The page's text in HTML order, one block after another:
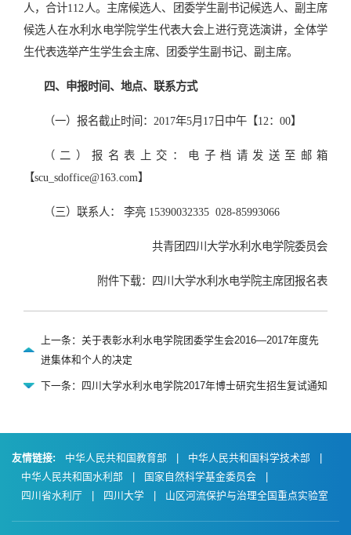
人，合计112 人。主席候选人、团委学生副书记候选人、副主席
候选人在水利水电学院学生代表大会上进行竞选演讲，全体学
生代表选举产生学生会主席、团委学生副书记、副主席。
四、申报时间、地点、联系方式
（一）报名截止时间： 2017年5月 17日中午【12： 00】
（二）报名表上交： 电子档请发送至邮箱
【scu_sdoffice@163.com】
（三）联系人： 李亮15390032335 028-85993066
共青团四川大学水利水电学院委员会
附件下载： 四川大学水利水电学院主席团报名表
上一条：关于表彰水利水电学院团委学生会2016—2017年度先
进集体和个人的决定
下一条：四川大学水利水电学院2017年博士研究生招生复试通知
友情链接: 中华人民共和国教育部 中华人民共和国科学技术部
中华人民共和国水利部
国家自然科学基金委员会
四川省水利厅
四川大学 山区河流保护与治理全国重点实验室